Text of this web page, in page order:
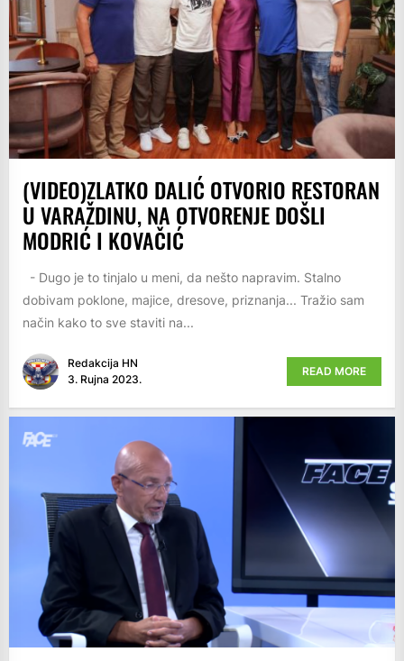
(VIDEO)ZLATKO DALIĆ OTVORIO RESTORAN
U VARAŽDINU, NA OTVORENJE DOŠLI
MODRIĆ I KOVAČIĆ
- Dugo je to tinjalo u meni, da nešto napravim. Stalno
dobivam poklone, majice, dresove, priznanja... Tražio sam
način kako to sve staviti na...
Redakcija HN
3. Rujna 2023.
READ MORE